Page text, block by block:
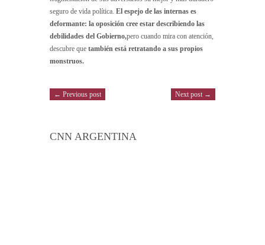
seguro de vida política. El espejo de las internas es
deformante: la oposición cree estar describiendo las
debilidades del Gobierno,pero cuando mira con atención,
descubre que también está retratando a sus propios
monstruos.
← Previous post Next post →
CNN ARGENTINA